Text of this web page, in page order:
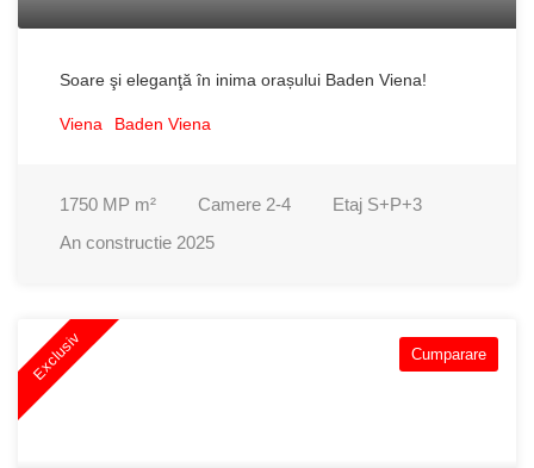
Soare şi eleganţă în inima orașului Baden Viena!
Viena Baden Viena
1750 MP m² Camere 2-4 Etaj S+P+3
An constructie 2025
Exclusiv Cumparare